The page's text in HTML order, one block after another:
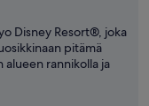
Disney Resort®, joka
pitämä
alueen rannikolla ja